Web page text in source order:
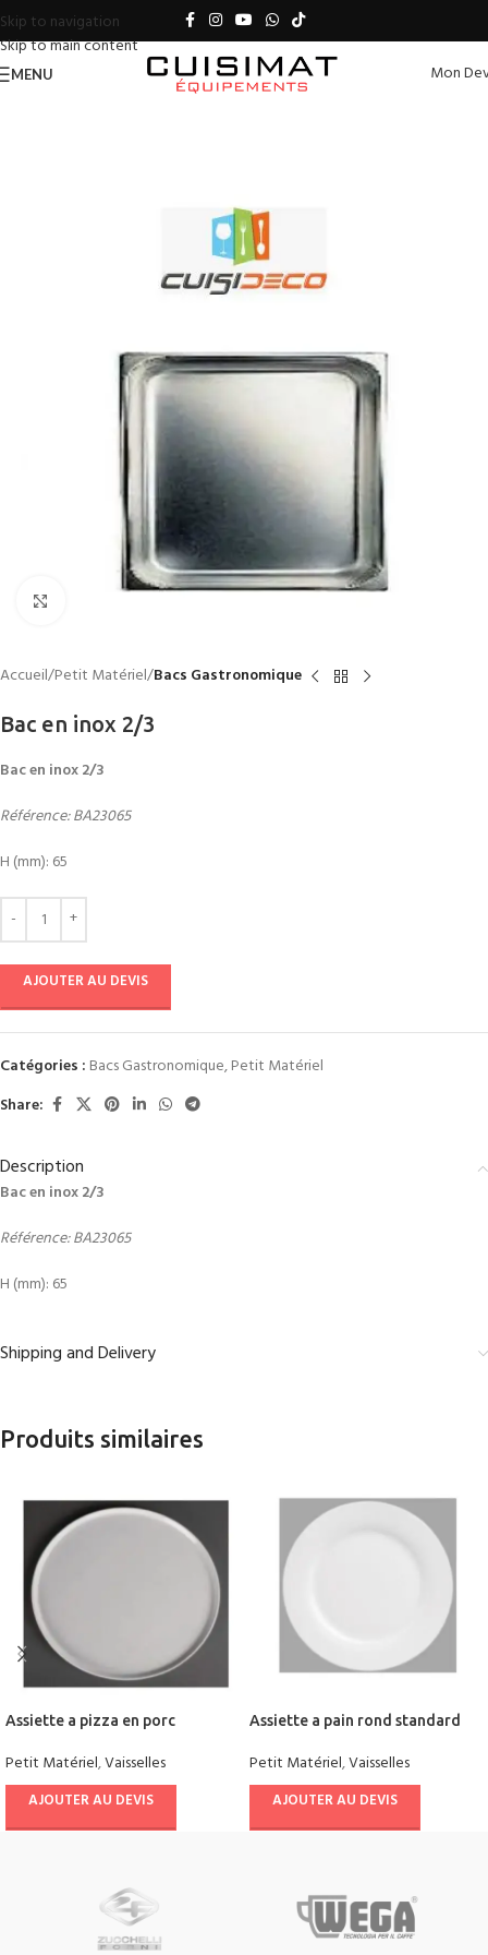
Skip to navigation
Skip to main content
MENU Mon
Accueil Petit Matériel Bacs Gastronomique
Bac en inox 2/3
Bac en inox 2/3
Référence: BA23065
H (mm): 65
AJOUTER AU DEVIS
Catégories : Bacs Gastronomique,Petit Matériel
Share:
Description
Bac en inox 2/3
Référence: BA23065
H (mm): 65
Shipping and Delivery
Produits similaires
Assiette a pizza en porc
Petit Matériel,Vaisselles
AJOUTER AU DEVIS
Assiette a pain rond standard
Petit Matériel,Vaisselles
AJOUTER AU DEVIS